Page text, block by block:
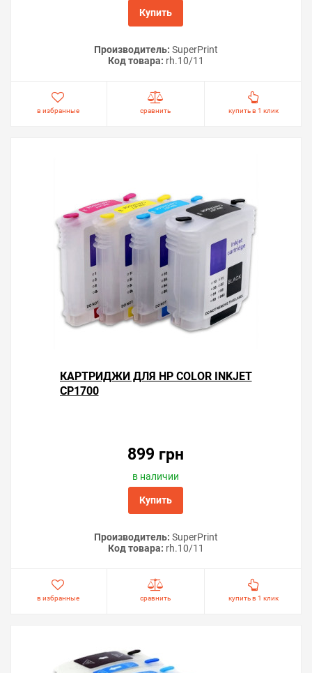
Купить
Производитель: SuperPrint
Код товара: rh.10/11
в избранные сравнить купить в 1 клик
КАРТРИДЖИ ДЛЯ HP COLOR INKJET
CP1700
899 грн
в наличии
Купить
Производитель: SuperPrint
Код товара: rh.10/11
в избранные сравнить купить в 1 клик